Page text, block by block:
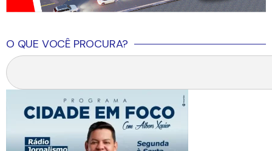
O QUE VOCÊ PROCURA?